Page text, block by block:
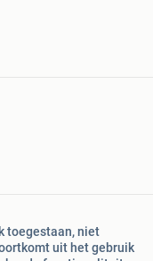
toegestaan, niet
uit het gebruik